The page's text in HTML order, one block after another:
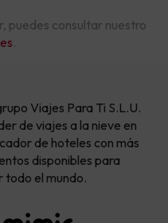
puedes consultar nuestro
.
Viajes Para Ti S.L.U.
de viajes a la nieve en
de hoteles con más
disponibles para
todo el mundo.